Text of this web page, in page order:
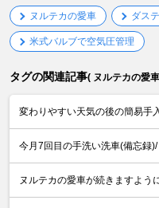
ヌルテカの愛車 ダス
米式バルブで空気圧管理
タグの関連記事( ヌルテカの愛
変わりやすい天気の後の簡易手
今月7回目の手洗い洗車(備忘録
ヌルテカの愛車が続きますよう